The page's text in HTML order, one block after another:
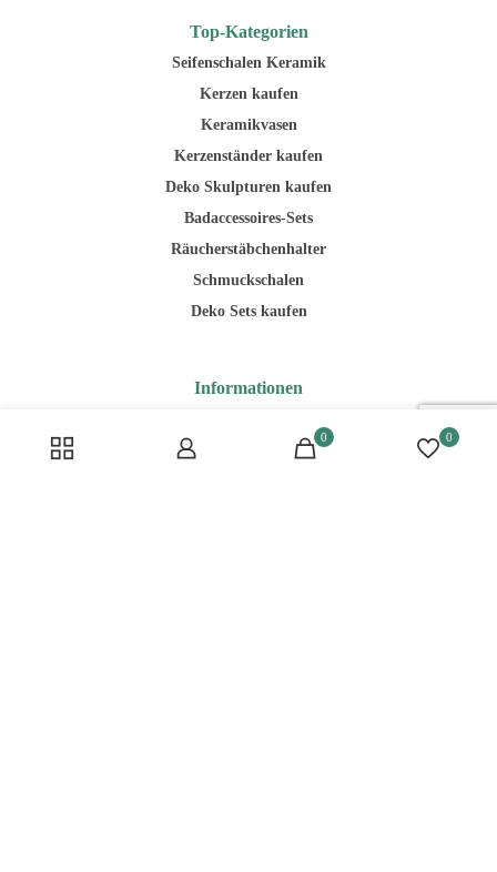
Top-Kategorien
Seifenschalen Keramik
Kerzen kaufen
Keramikvasen
Kerzenständer kaufen
Deko Skulpturen kaufen
Badaccessoires-Sets
Räucherstäbchenhalter
Schmuckschalen
Deko Sets kaufen
Informationen
0 0